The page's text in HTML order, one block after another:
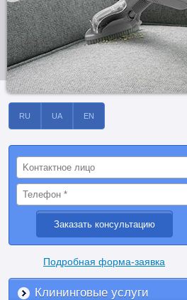
RU UA EN
Подробная форма-заявка
Клининговые услуги